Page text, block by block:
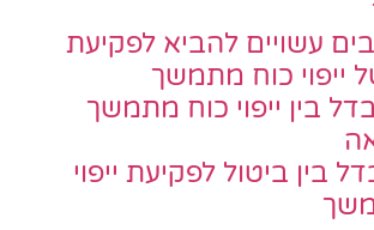
עשויים להביא לפקיעת
ייפוי כוח מתמשך
בין ייפוי כוח מתמשך
בין ביטול לפקיעת ייפוי